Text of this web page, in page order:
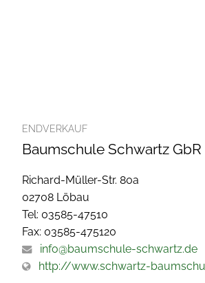
ENDVERKAUF
Baumschule Schwartz GbR
Richard-Müller-Str. 80a
02708 Löbau
Tel: 03585-47510
Fax: 03585-475120
info@baumschule-schwartz.de
http://www.schwartz-